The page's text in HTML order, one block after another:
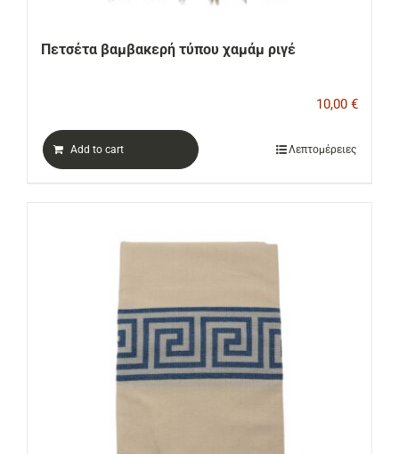
Πετσέτα βαμβακερή τύπου χαμάμ ριγέ
10,00 €
Add to cart Λεπτομέρειες